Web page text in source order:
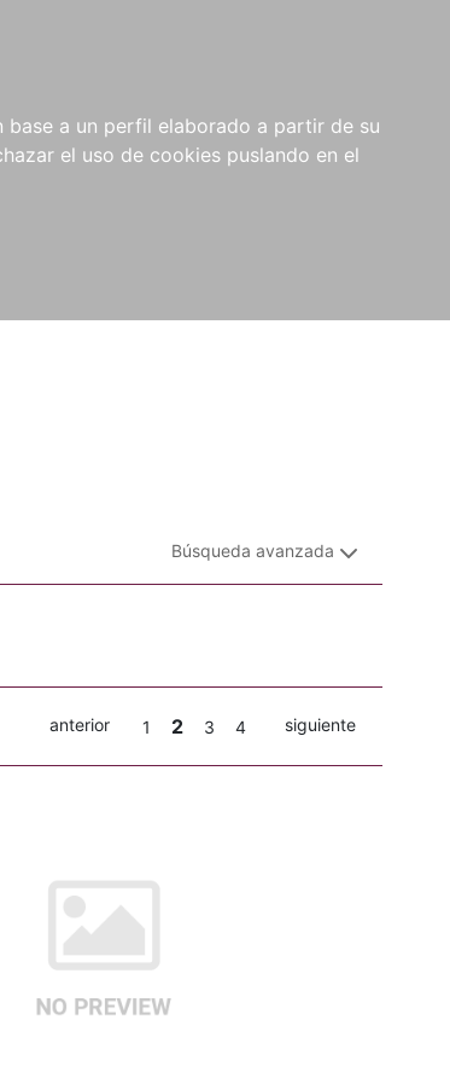
a un perfil elaborado a partir de su
el uso de cookies puslando en el
NOTICIAS
COMPRAS
INSTITUCIONALES
Búsqueda avanzada
anterior 1 2 3 4 siguiente